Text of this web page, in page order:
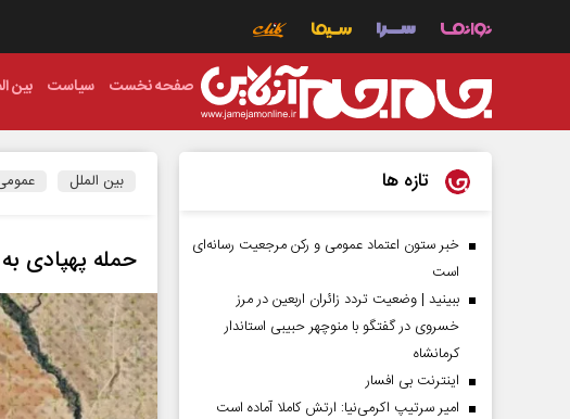
صفحه نخست سیاست بین
بین الملل
حمله پهپادی
تازه ها
خبر ستون اعتماد عمومی و رکن مرجعیت رسانه‌ای
است
ببینید | وضعیت تردد زائران اربعین در مرز
خسروی در گفتگو با منوچهر حبیبی استاندار
کرمانشاه
اینترنت بی افسار
امیر سرتیپ اکرمی‌نیا: ارتش کاملا آماده است